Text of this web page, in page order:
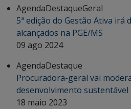
AgendaDestaqueGeral
5ª edição do Gestão Ativa irá
alcançados na PGE/MS
09 ago 2024
AgendaDestaque
Procuradora-geral vai
desenvolvimento
18 maio 2023